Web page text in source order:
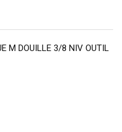
M DOUILLE 3/8 NIV OUTIL